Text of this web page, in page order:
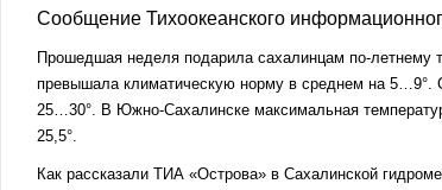
Сообщение Тихоокеанского
Прошедшая неделя подарила сахалинцам по-летнему
превышала климатическую норму в среднем на
25…30°. В Южно-Сахалинске максимальная
25,5°.
Как рассказали ТИА «Острова» в Сахалинской